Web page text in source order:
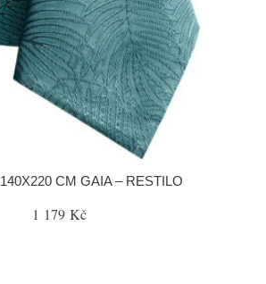
CM GAIA – RESTILO
1 179 Kč